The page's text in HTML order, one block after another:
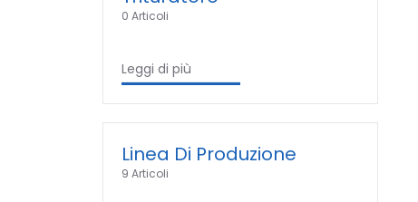
0 Articoli
Leggi di più
Linea Di Produzione
9 Articoli